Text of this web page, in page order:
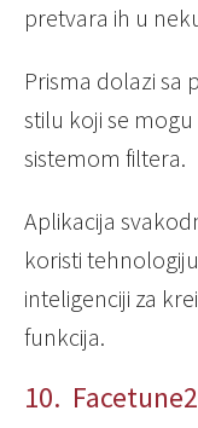
pretvara ih u
Prisma dolazi sa
stilu koji se
sistemom filtera.
Aplikacija
koristi
inteligenciji za
funkcija.
10. Facetune2